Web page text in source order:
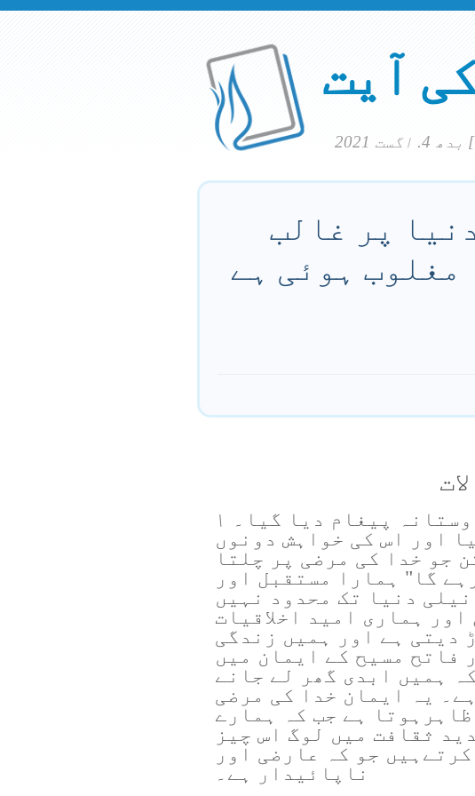
آیت
پر غالب
مغلوب ہوئی ہے
یہ یوحناکو دوستانہ پیغام دیا گیا۔ ۱
۲:۱۷ "دنیا اور اس کی خواہش دونوں
جو خدا کی مرضی پر چلتا
گا" ہمارا مستقبل اور
دنیا تک محدود نہیں
ہماری امید اخلاقیات
دیتی ہے اور ہمیں زندگی
فاتح مسیح کے ایمان میں
ہمیں ابدی گھر لے جانے
یہ ایمان خدا کی مرضی
ہے جب کہ ہمارے
ثقافت میں لوگ اس چیز
جو کہ عارضی اور
ناپائیدار ہے۔